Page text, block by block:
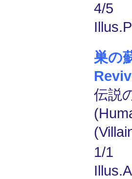
4/5
巣の
伝説
1/1